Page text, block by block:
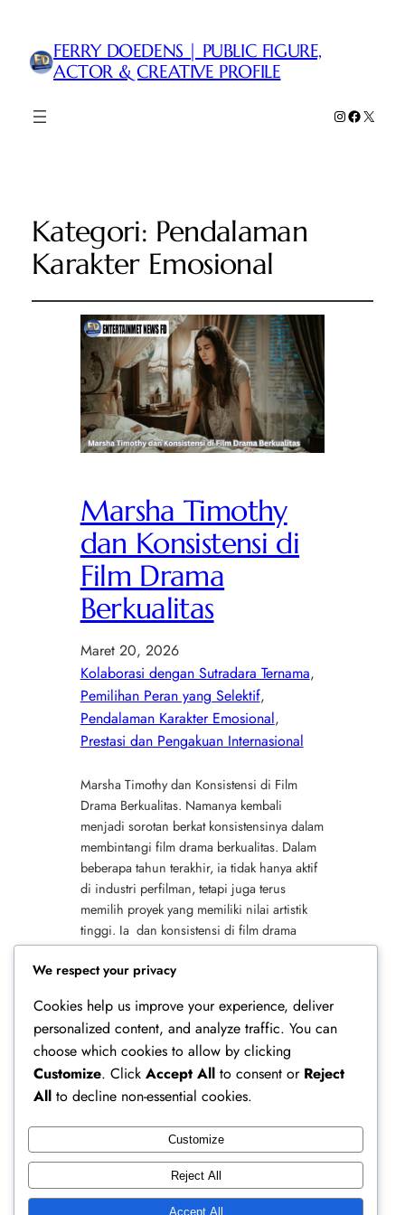
FERRY DOEDENS | PUBLIC FIGURE,
ACTOR & CREATIVE PROFILE
Instagram
Facebook
X
Kategori: Pendalaman
Karakter Emosional
Marsha Timothy
dan Konsistensi di
Film Drama
Berkualitas
Maret 20, 2026
Kolaborasi dengan Sutradara Ternama
Pemilihan Peran yang Selektif
Pendalaman Karakter Emosional
Prestasi dan Pengakuan Internasional
Marsha Timothy dan Konsistensi di Film
Drama Berkualitas. Namanya kembali
menjadi sorotan berkat konsistensinya dalam
membintangi film drama berkualitas. Dalam
beberapa tahun terakhir, ia tidak hanya aktif
di industri perfilman, tetapi juga terus
memilih proyek yang memiliki nilai artistik
tinggi. Ia dan konsistensi di film drama
berkualitas menjadi bukti nyata bahwa
dedikasi dan ketekunan mampu…
Ferry Doedens | Public Figure, Actor & Creative
Profile
We respect your privacy
Cookies help us improve your experience, deliver
personalized content, and analyze traffic. You can
choose which cookies to allow by clicking
Customize. Click Accept All to consent or Reject
All to decline non-essential cookies.
Customize
Reject All
Accept All